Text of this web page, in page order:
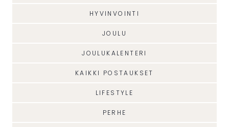
HYVINVOINTI
JOULU
JOULUKALENTERI
KAIKKI POSTAUKSET
LIFESTYLE
PERHE